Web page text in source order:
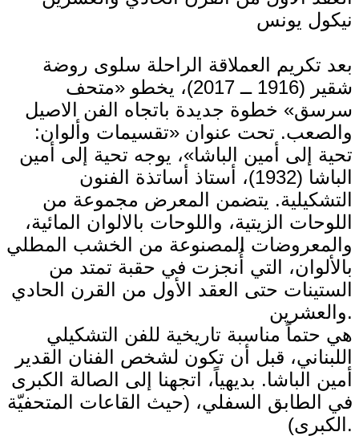
نيكول يونس
بعد تكريم العملاقة الراحلة سلوى روضة
شقير (1916 ــ 2017)، يخطو «متحف
سرسق» خطوة جديدة باتجاه الفن الاصيل
والصعب. تحت عنوان «تقسيمات وألوان:
تحية إلى أمين الباشا»، يوجه تحية إلى أمين
الباشا (1932)، أستاذ أساتذة الفنون
التشكيلية. يتضمن المعرض مجموعة من
اللوحات الزيتية، واللوحات بالالوان المائية،
والمعروضات المصنوعة من الخشب المطلي
بالألوان، التي أُنجزت في حقبة تمتد من
الستينات حتى العقد الأول من القرن الحادي
والعشرين.
هي حتماً مناسبة تاريخية للفن التشكيلي
اللبناني، قبل أن تكون لشخص الفنان القدير
أمين الباشا. بديهياً، اتجهنا إلى الصالة الكبرى
في الطابق السفلي، (حيث القاعات المتحفيّة
الكبرى).